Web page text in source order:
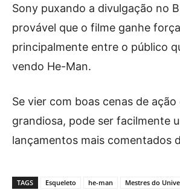
Sony puxando a divulgação no
provável que o filme ganhe
principalmente entre o público
vendo He-Man.
Se vier com boas cenas de
grandiosa, pode ser facilmente
lançamentos mais comentados
TAGS Esqueleto he-man Mestres do